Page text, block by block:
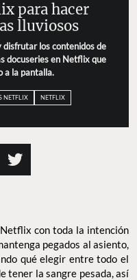
para hacer
lluviosos
disfrutar los contenidos de
docuseries en Netflix que
a la pantalla.
NETFLIX NETFLIX
con toda la intención
pegados al asiento,
qué elegir entre todo el
tener la sangre pesada, así